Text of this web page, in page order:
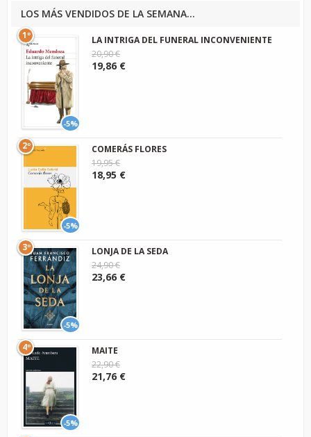
LOS MÁS VENDIDOS DE LA SEMANA...
-5%
1º
LA INTRIGA DEL FUNERAL INCONVENIENTE
20,90 €
19,86 €
-5%
2º
COMERÁS FLORES
19,95 €
18,95 €
-5%
3º
LONJA DE LA SEDA
24,90 €
23,66 €
-5%
4º
MAITE
22,90 €
21,76 €